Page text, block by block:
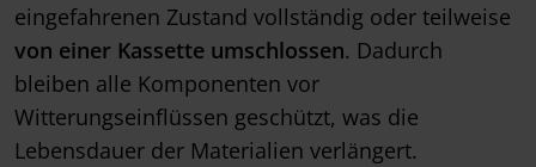
eingefahrenen Zustand vollständig oder teilweise
von einer Kassette umschlossen. Dadurch
bleiben alle Komponenten vor
Witterungseinflüssen geschützt, was die
Lebensdauer der Materialien verlängert.